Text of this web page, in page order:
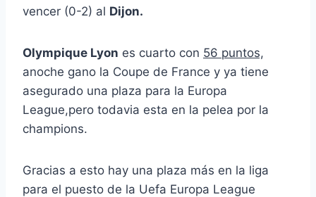
vencer (0-2) al Dijon.
Olympique Lyon es cuarto con 56 puntos,
anoche gano la Coupe de France y ya tiene
asegurado una plaza para la Europa
League,pero todavia esta en la pelea por la
champions.
Gracias a esto hay una plaza más en la liga
para el puesto de la Uefa Europa League